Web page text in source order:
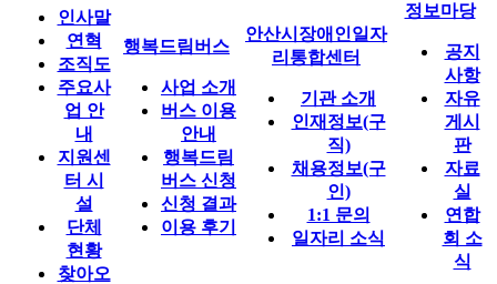
인사말
연혁
조직도
주요사
업 안
내
지원센
터 시
설
단체
현황
찾아오
행복드림버스
사업 소개
버스 이용
안내
행복드림
버스 신청
신청 결과
이용 후기
안산시장애인일자
리통합센터
기관 소개
인재정보(구
직)
채용정보(구
인)
1:1 문의
일자리 소식
정보마당
공지
사항
자유
게시
판
자료
실
연합
회 소
식